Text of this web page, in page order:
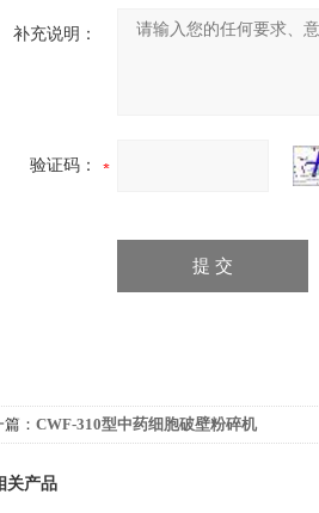
补充说明：
验证码：
： CWF-310型中药细胞破壁粉碎机
关产品